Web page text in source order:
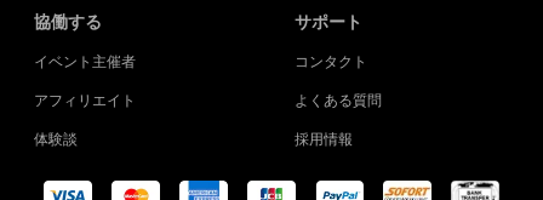
協働する
イベント主催者
アフィリエイト
体験談
サポート
コンタクト
よくある質問
採用情報